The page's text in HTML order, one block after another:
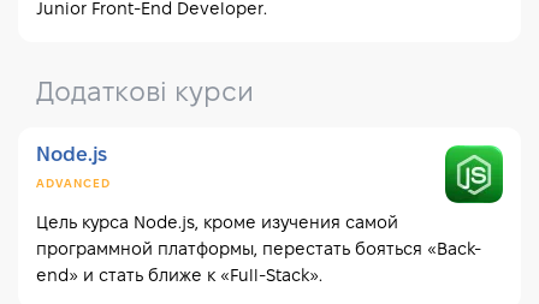
Junior Front-End Developer.
Додаткові курси
Node.js
ADVANCED
Цель курса Node.js, кроме изучения самой
программной платформы, перестать бояться «Back-
end» и стать ближе к «Full-Stack».